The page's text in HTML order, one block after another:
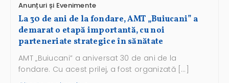
Anunțuri și Evenimente
La 30 de ani de la fondare, AMT „Buiucani” a
demarat o etapă importantă, cu noi
parteneriate strategice în sănătate
AMT „Buiucani” a aniversat 30 de ani de la
fondare. Cu acest prilej, a fost organizată […]